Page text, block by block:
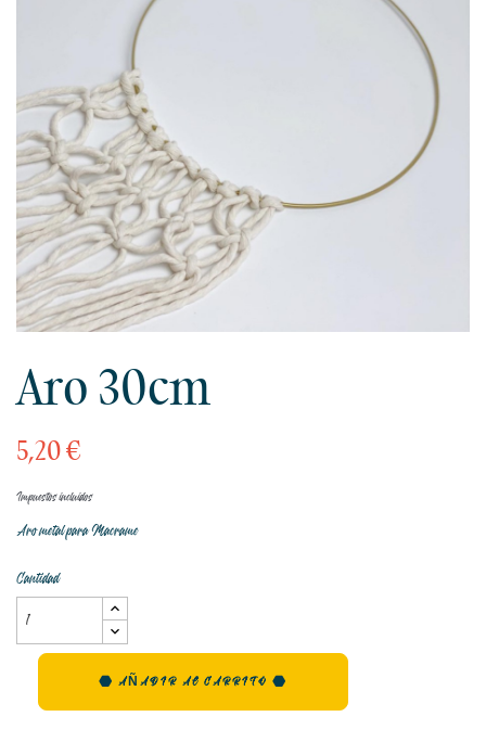
Aro 30cm
5,20 €
Impuestos incluidos
Aro metal para Macrame
Cantidad
AÑADIR AL CARRITO